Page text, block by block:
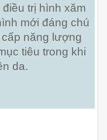
trị hình xăm
mới đáng chú
năng lượng
tiêu trong khi
da.